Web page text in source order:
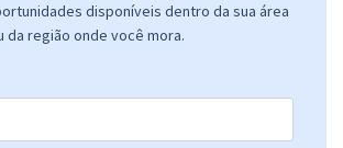
disponíveis dentro da sua área
da região onde você mora.